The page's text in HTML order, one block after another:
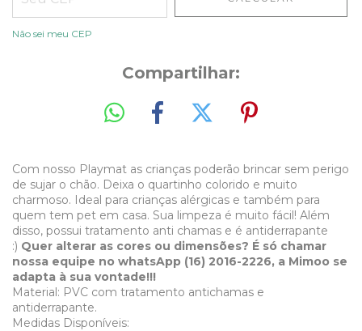
Não sei meu CEP
Compartilhar:
Com nosso Playmat as crianças poderão brincar sem perigo
de sujar o chão. Deixa o quartinho colorido e muito
charmoso. Ideal para crianças alérgicas e também para
quem tem pet em casa. Sua limpeza é muito fácil! Além
disso, possui tratamento anti chamas e é antiderrapante
:) Quer alterar as cores ou dimensões? É só chamar
nossa equipe no whatsApp (16) 2016-2226, a Mimoo se
adapta à sua vontade!!!
Material: PVC com tratamento antichamas e
antiderrapante.
Medidas Disponíveis: